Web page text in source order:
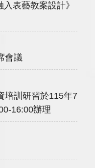
表藝教案設計》
會議
培訓研習於115年7
16:00辦理